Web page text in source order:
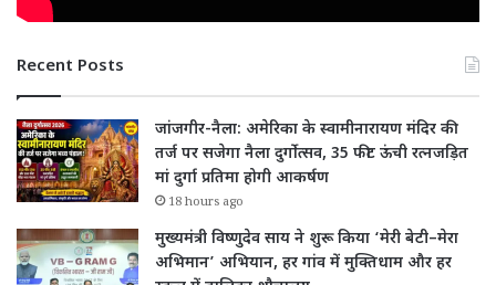
Recent Posts
जांजगीर-नैला: अमेरिका के स्वामीनारायण मंदिर की
तर्ज पर सजेगा नैला दुर्गोत्सव, 35 फीट ऊंची रत्नजड़ित
मां दुर्गा प्रतिमा होगी आकर्षण
18 hours ago
मुख्यमंत्री विष्णुदेव साय ने शुरू किया ‘मेरी बेटी–मेरा
अभिमान’ अभियान, हर गांव में मुक्तिधाम और हर